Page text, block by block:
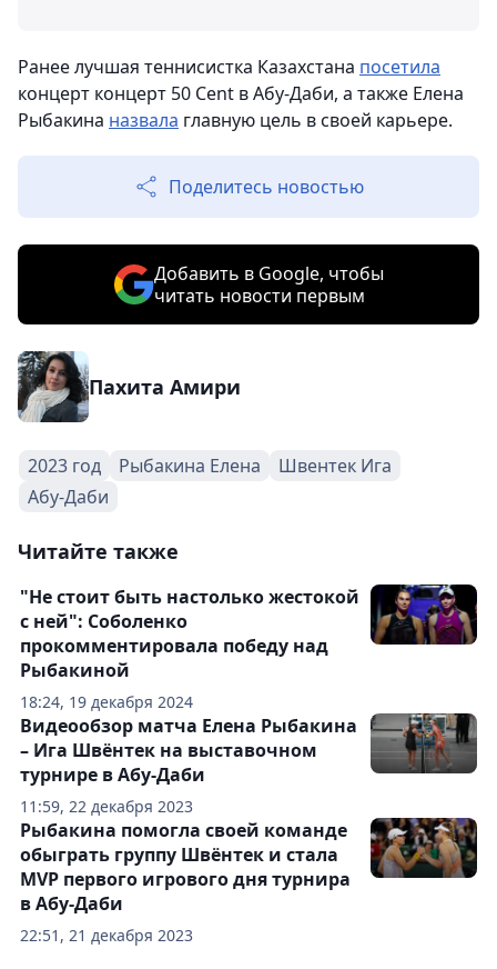
Ранее лучшая теннисистка Казахстана посетила
концерт концерт 50 Cent в Абу-Даби, а также Елена
Рыбакина назвала главную цель в своей карьере.
Поделитесь новостью
Добавить в Google, чтобы
читать новости первым
Пахита Амири
2023 год Рыбакина Елена
Швентек Ига
Абу-Даби
Читайте также
18:24, 19 декабря 2024
"Не стоит быть настолько жестокой
с ней": Соболенко
прокомментировала победу над
Рыбакиной
11:59, 22 декабря 2023
Видеообзор матча Елена Рыбакина
– Ига Швёнтек на выставочном
турнире в Абу-Даби
22:51, 21 декабря 2023
Рыбакина помогла своей команде
обыграть группу Швёнтек и стала
MVP первого игрового дня турнира
в Абу-Даби